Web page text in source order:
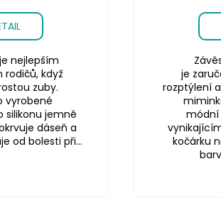
nejlepším
když
zuby.
vyrobené
silikonu jemně
dáseň a
od bolesti při...
je
rozptýlení
módní
kočárku